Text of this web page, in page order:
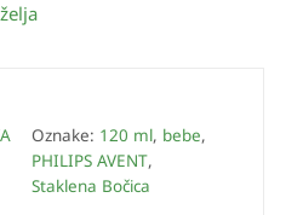
Oznake: 120 ml, bebe,
PHILIPS AVENT,
Staklena Bočica